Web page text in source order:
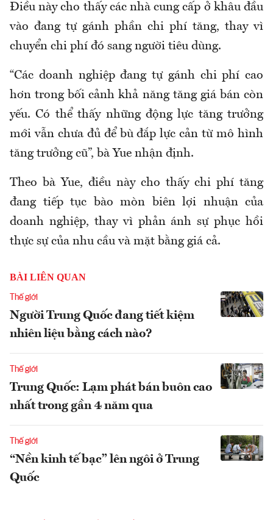
Điều này cho thấy các nhà cung cấp ở khâu đầu
vào đang tự gánh phần chi phí tăng, thay vì
chuyển chi phí đó sang người tiêu dùng.
“Các doanh nghiệp đang tự gánh chi phí cao
hơn trong bối cảnh khả năng tăng giá bán còn
yếu. Có thể thấy những động lực tăng trưởng
mới vẫn chưa đủ để bù đắp lực cản từ mô hình
tăng trưởng cũ”, bà Yue nhận định.
Theo bà Yue, điều này cho thấy chi phí tăng
đang tiếp tục bào mòn biên lợi nhuận của
doanh nghiệp, thay vì phản ánh sự phục hồi
thực sự của nhu cầu và mặt bằng giá cả.
BÀI LIÊN QUAN
Thế giới
Người Trung Quốc đang tiết kiệm
nhiên liệu bằng cách nào?
Thế giới
Trung Quốc: Lạm phát bán buôn cao
nhất trong gần 4 năm qua
Thế giới
“Nền kinh tế bạc” lên ngôi ở Trung
Quốc